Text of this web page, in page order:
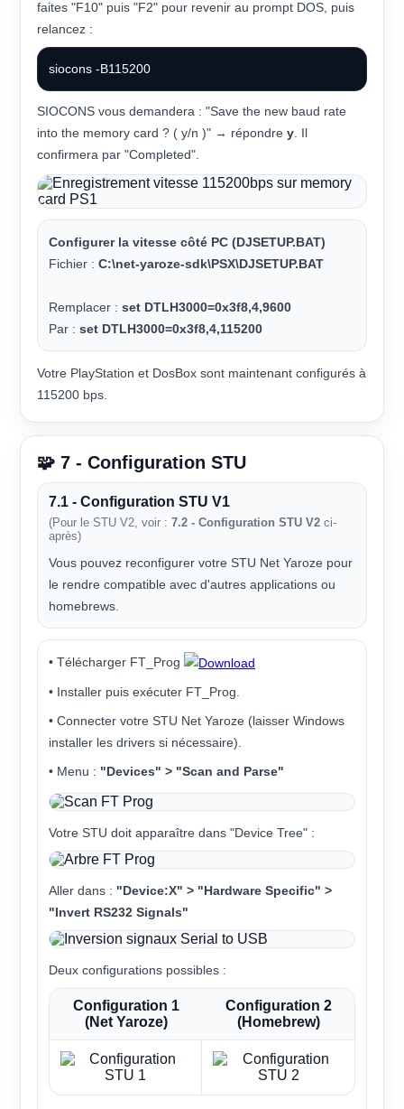
faites "F10" puis "F2" pour revenir au prompt DOS, puis
relancez :
siocons -B115200
SIOCONS vous demandera : "Save the new baud rate
into the memory card ? ( y/n )" → répondre y . Il
confirmera par "Completed".
Configurer la vitesse côté PC (DJSETUP.BAT)
Fichier : C:\net-yaroze-sdk\PSX\DJSETUP.BAT
Remplacer : set DTLH3000=0x3f8,4,9600
Par : set DTLH3000=0x3f8,4,115200
Votre PlayStation et DosBox sont maintenant configurés à
115200 bps.
🧩 7 - Configuration STU
7.1 - Configuration STU V1
(Pour le STU V2, voir : 7.2 - Configuration STU V2 ci-
après)
Vous pouvez reconfigurer votre STU Net Yaroze pour
le rendre compatible avec d'autres applications ou
homebrews.
• Télécharger FT_Prog
• Installer puis exécuter FT_Prog.
• Connecter votre STU Net Yaroze (laisser Windows
installer les drivers si nécessaire).
• Menu : "Devices" > "Scan and Parse"
Votre STU doit apparaître dans "Device Tree" :
Aller dans : "Device:X" > "Hardware Specific" >
"Invert RS232 Signals"
Deux configurations possibles :
Configuration 1
(Net Yaroze)
Configuration 2
(Homebrew)